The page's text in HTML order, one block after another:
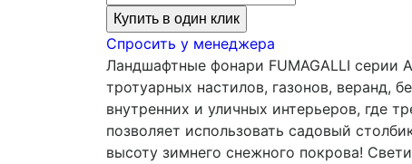
Купить в один клик
Спросить у менеджера
Ландшафтные фонари FUMAGALLI серии
тротуарных настилов, газонов, веранд,
внутренних и уличных интерьеров, где
позволяет использовать садовый
высоту зимнего снежного покрова!